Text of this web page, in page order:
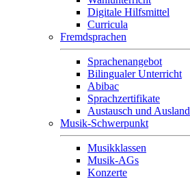
Digitale Hilfsmittel
Curricula
Fremdsprachen
Sprachenangebot
Bilingualer Unterricht
Abibac
Sprachzertifikate
Austausch und Ausland
Musik-Schwerpunkt
Musikklassen
Musik-AGs
Konzerte